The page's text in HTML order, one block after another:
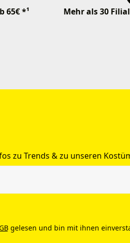
65€ *¹ Mehr als 30
zu Trends & zu unseren
gelesen und bin mit ihnen